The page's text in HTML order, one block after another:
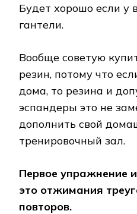
Будет хорошо если у
гантели.
Вообще советую
резин, потому что
дома, то резина и
эспандеры это не
дополнить свой
тренировочный зал.
Первое упражнение
это отжимания
повторов.